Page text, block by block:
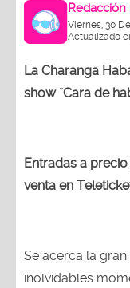
Redacción
Viernes, 30
Actualizado
La Charanga
show ¨Cara de
Entradas a
venta en
Se acerca la
inolvidables